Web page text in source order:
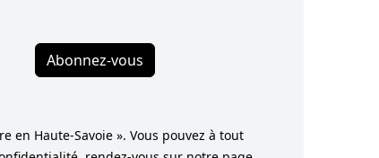
Abonnez-vous
en Haute-Savoie ». Vous pouvez à tout